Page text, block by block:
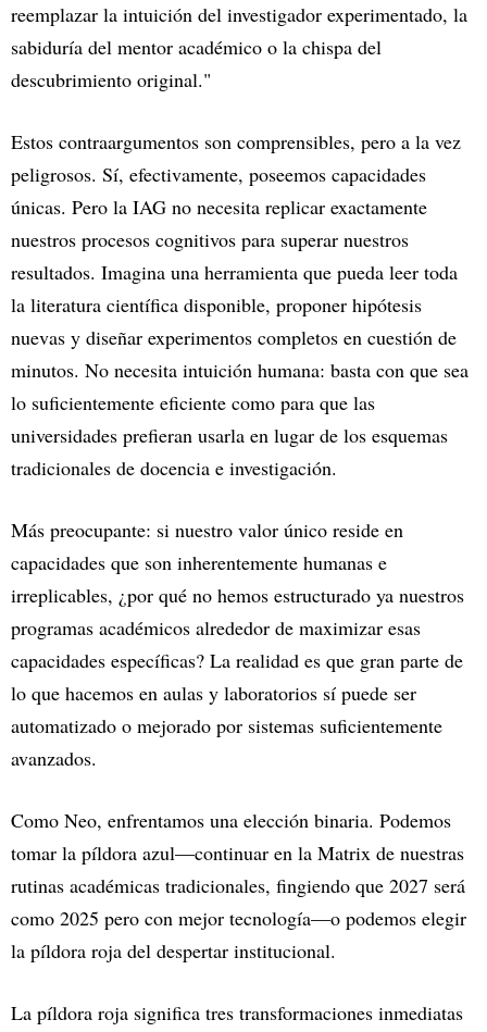
reemplazar la intuición del investigador experimentado, la
sabiduría del mentor académico o la chispa del
descubrimiento original."
Estos contraargumentos son comprensibles, pero a la vez
peligrosos. Sí, efectivamente, poseemos capacidades
únicas. Pero la IAG no necesita replicar exactamente
nuestros procesos cognitivos para superar nuestros
resultados. Imagina una herramienta que pueda leer toda
la literatura científica disponible, proponer hipótesis
nuevas y diseñar experimentos completos en cuestión de
minutos. No necesita intuición humana: basta con que sea
lo suficientemente eficiente como para que las
universidades prefieran usarla en lugar de los esquemas
tradicionales de docencia e investigación.
Más preocupante: si nuestro valor único reside en
capacidades que son inherentemente humanas e
irreplicables, ¿por qué no hemos estructurado ya nuestros
programas académicos alrededor de maximizar esas
capacidades específicas? La realidad es que gran parte de
lo que hacemos en aulas y laboratorios sí puede ser
automatizado o mejorado por sistemas suficientemente
avanzados.
Como Neo, enfrentamos una elección binaria. Podemos
tomar la píldora azul—continuar en la Matrix de nuestras
rutinas académicas tradicionales, fingiendo que 2027 será
como 2025 pero con mejor tecnología—o podemos elegir
la píldora roja del despertar institucional.
La píldora roja significa tres transformaciones inmediatas